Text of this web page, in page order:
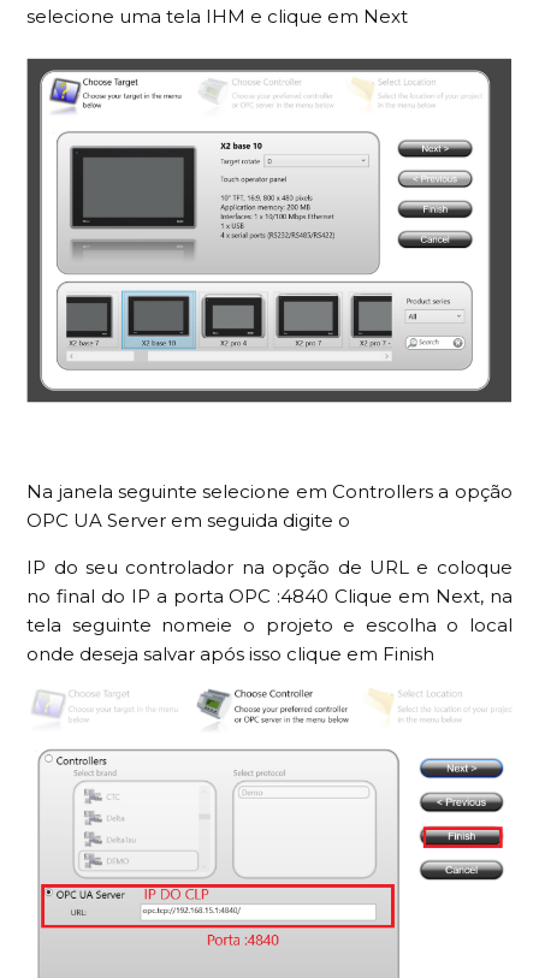
selecione uma tela IHM e clique em Next
Na janela seguinte selecione em Controllers a opção
OPC UA Server em seguida digite o
IP do seu controlador na opção de URL e coloque
no final do IP a porta OPC :4840 Clique em Next, na
tela seguinte nomeie o projeto e escolha o local
onde deseja salvar após isso clique em Finish